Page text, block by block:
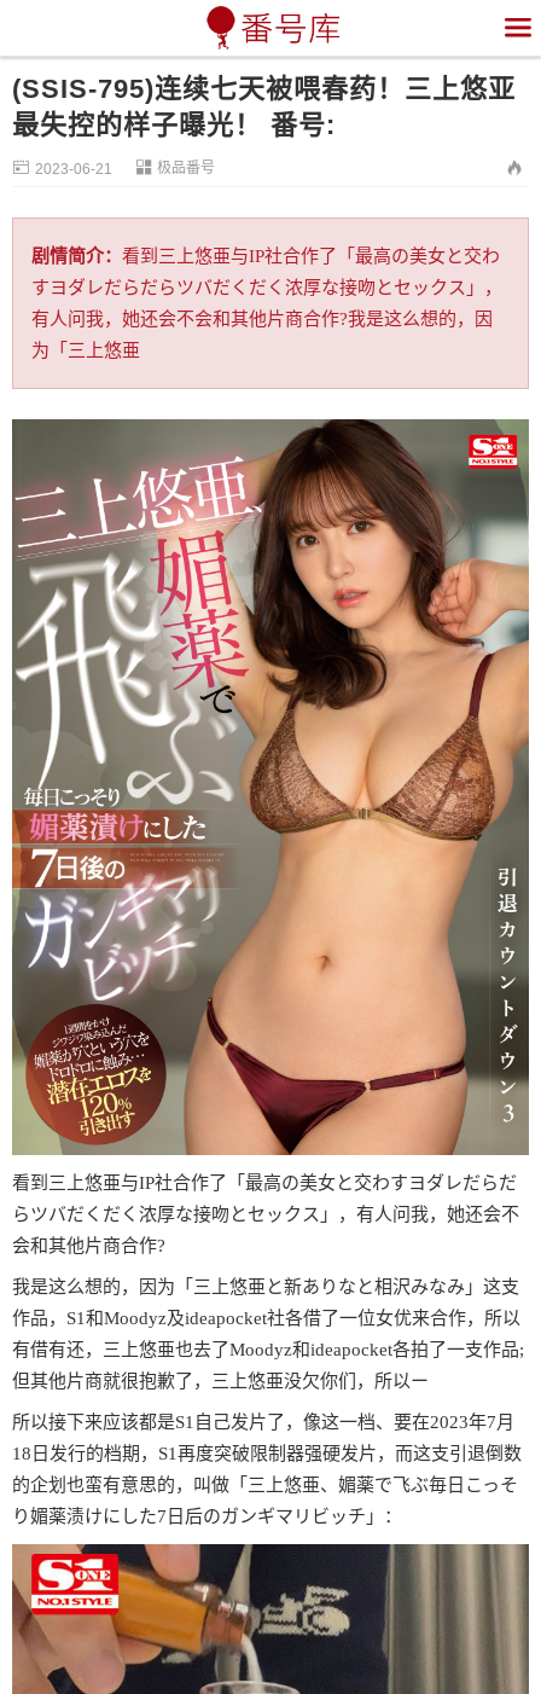

(SSIS-795)连续七天被喂春药！三上悠亚
最失控的样子曝光！ 番号:
 2023-06-21  极品番号 
剧情简介： 看到三上悠亜与IP社合作了「最高の美女と交わ
すヨダレだらだらツバだくだく浓厚な接吻とセックス」，
有人问我，她还会不会和其他片商合作?我是这么想的，因
为「三上悠亜
看到三上悠亜与IP社合作了「最高の美女と交わすヨダレだらだ
らツバだくだく浓厚な接吻とセックス」，有人问我，她还会不
会和其他片商合作?
我是这么想的，因为「三上悠亜と新ありなと相沢みなみ」这支
作品，S1和Moodyz及ideapocket社各借了一位女优来合作，所以
有借有还，三上悠亜也去了Moodyz和ideapocket各拍了一支作品;
但其他片商就很抱歉了，三上悠亜没欠你们，所以ー
所以接下来应该都是S1自己发片了，像这一档、要在2023年7月
18日发行的档期，S1再度突破限制器强硬发片，而这支引退倒数
的企划也蛮有意思的，叫做「三上悠亜、媚薬で飞ぶ毎日こっそ
り媚薬渍けにした7日后のガンギマリビッチ」：